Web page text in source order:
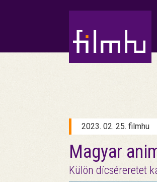
2023. 02. 25. filmhu
Magyar
Külön dícséreretet